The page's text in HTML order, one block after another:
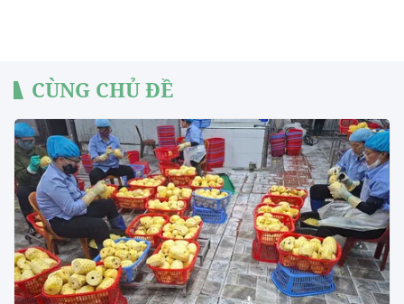
CÙNG CHỦ ĐỀ